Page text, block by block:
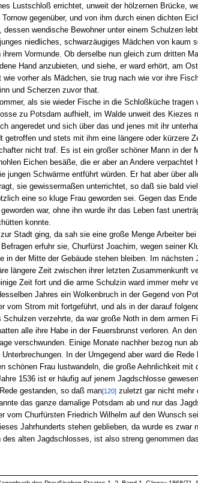
Lustschloß errichtet, unweit der hölzernen Brücke,
gegenüber, und von ihm durch einen dichten
wendische Bewohner unter einem Schulzen
niedliches, schwarzäugiges Mädchen von kaum
Vormunde. Ob derselbe nun gleich zum dritten
Hand anzubieten, und siehe, er ward erhört, am
vorher als Mädchen, sie trug nach wie vor ihre
und Scherzen zuvor that.
als sie wieder Fische in die Schloßküche
zu Potsdam aufhielt, im Walde unweit des Kiezes
angeredet und sich über das und jenes mit ihr
getroffen und stets mit ihm eine längere oder kürzere
nicht traf. Es ist ein großer schöner Mann in der
Eichen besäße, die er aber an Andere
jungen Schwärme entführt würden. Er hat aber über
sie gewissermaßen unterrichtet, so daß sie bald
eine so kluge Frau geworden sei. Gegen das
war, ohne ihn wurde ihr das Leben fast
konnte.
Stadt ging, da sah sie eine große Menge Arbeiter
erfuhr sie, Churfürst Joachim, wegen seiner
in der Mitte der Gebäude stehen bleiben. Im
längere Zeit zwischen ihrer letzten Zusammenkunft
Zeit fort und die arme Schulzin ward immer mehr
Jahres ein Wolkenbruch in der Gegend von
vom Strom mit fortgeführt, und als in der darauf
verzehrte, da war große Noth in dem armen
alle ihre Habe in der Feuersbrunst verloren. An
verschwunden. Einige Monate nachher bezog nun
In der Umgegend aber ward die
schönen Frau lustwandeln, die große Aehnlichkeit
1536 ist er häufig auf jenem Jagdschlosse
gestanden, so daß man[120]zuletzt gar nicht mehr
das ganze damalige Potsdam ab und nur das
vom Churfürsten Friedrich Wilhelm auf den Wunsch
Jahrhunderts stehen geblieben, da wurde es zwar
alten Jagdschlosses, ist also streng genommen